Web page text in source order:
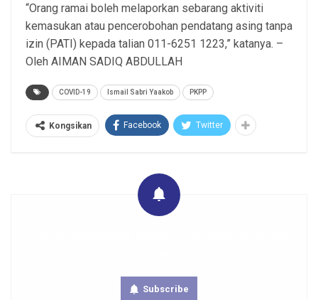
“Orang ramai boleh melaporkan sebarang aktiviti
kemasukan atau pencerobohan pendatang asing tanpa
izin (PATI) kepada talian 011-6251 1223,” katanya. –
Oleh AIMAN SADIQ ABDULLAH
COVID-19 Ismail Sabri Yaakob PKPP
Kongsikan Facebook Twitter
Subscribe